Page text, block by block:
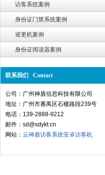
访客系统案例
身份证门禁系统案例
巡更机案例
身份证阅读器案例
联系我们 Contact
公司：广州神盾信息科技有限公司
地址：广州市番禺区石楼路段239号
电话：139-2888-9212
邮件：sd@sdykt.cn
网站： 云神盾访客系统安卓访客机